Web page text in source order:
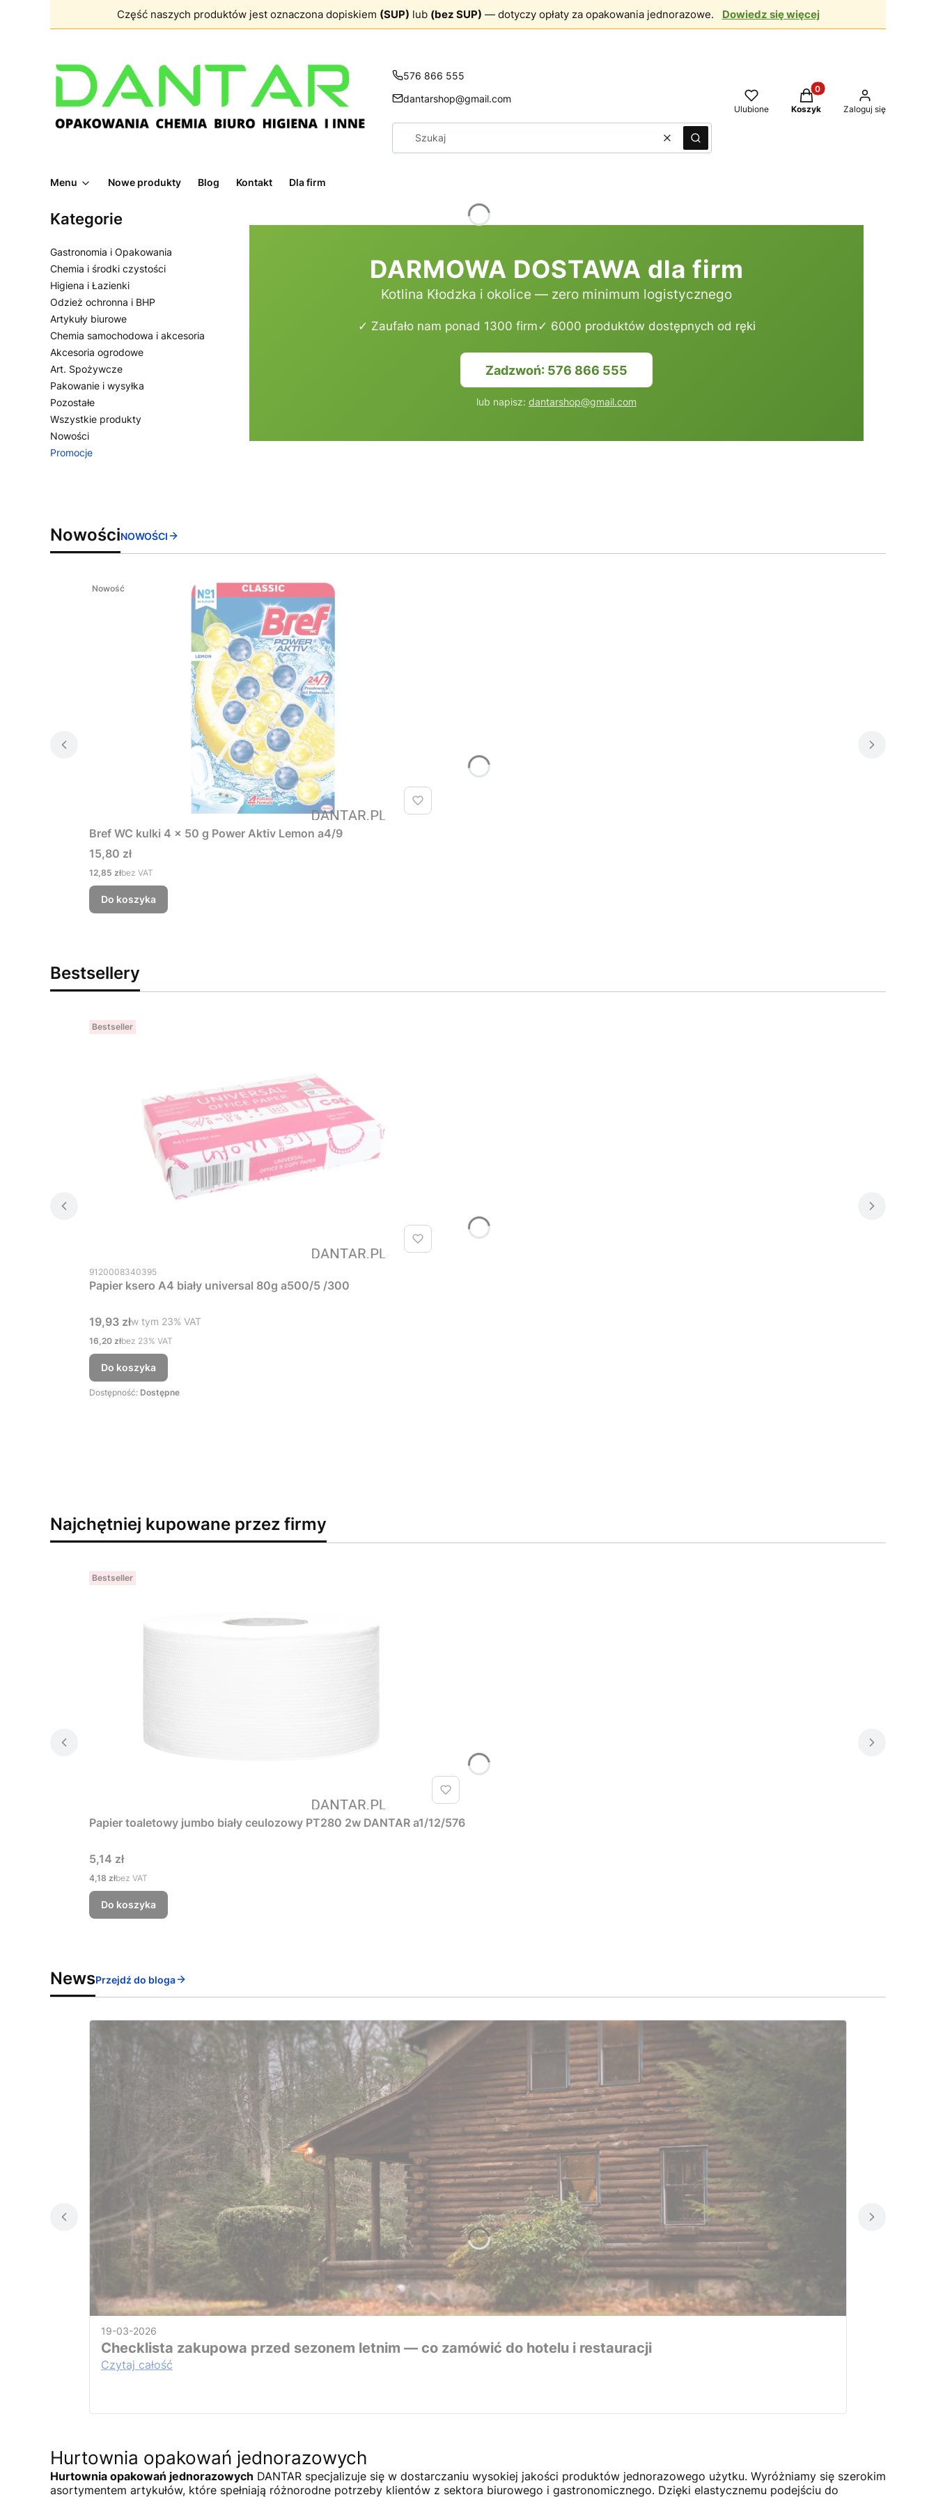
Część naszych produktów jest oznaczona dopiskiem (SUP) lub (bez SUP) — dotyczy opłaty za opakowania jednorazowe. Dowiedz się więcej
576 866 555
dantarshop@gmail.com
WyczyśćSzukaj
Ulubione
Produkty w koszyku: 0.
Koszyk Zaloguj się
Menu Nowe produkty Blog Kontakt Dla firm
Kategorie
Gastronomia i Opakowania
Chemia i środki czystości
Higiena i Łazienki
Odzież ochronna i BHP
Artykuły biurowe
Chemia samochodowa i akcesoria
Akcesoria ogrodowe
Art. Spożywcze
Pakowanie i wysyłka
Pozostałe
Wszystkie produkty
Nowości
Promocje
DARMOWA DOSTAWA dla firm
Kotlina Kłodzka i okolice — zero minimum logistycznego
✓ Zaufało nam ponad 1300 firm✓ 6000 produktów dostępnych od ręki
Zadzwoń: 576 866 555
lub napisz: dantarshop@gmail.com
NowościNOWOŚCI
Nowość
Bref WC kulki 4 x 50 g Power Aktiv Lemon a4/9
Cena
15,80 zł
Cena
12,85 złbez VAT
Do koszyka
Bestsellery
Bestseller
Kod produktu
9120008340395
Papier ksero A4 biały universal 80g a500/5 /300
Cena brutto
19,93 złw tym %s VAT
w tym 23% VAT
Cena netto
16,20 złbez 23% VAT
Do koszyka
Dostępność: Dostępne
Najchętniej kupowane przez firmy
Bestseller
Papier toaletowy jumbo biały ceulozowy PT280 2w DANTAR a1/12/576
Cena
5,14 zł
Cena
4,18 złbez VAT
Do koszyka
NewsPrzejdź do bloga
19-03-2026
Checklista zakupowa przed sezonem letnim — co zamówić do hotelu i restauracji
Czytaj całość
Hurtownia opakowań jednorazowych
Hurtownia opakowań jednorazowych DANTAR specjalizuje się w dostarczaniu wysokiej jakości produktów jednorazowego użytku. Wyróżniamy się szerokim
asortymentem artykułów, które spełniają różnorodne potrzeby klientów z sektora biurowego i gastronomicznego. Dzięki elastycznemu podejściu do